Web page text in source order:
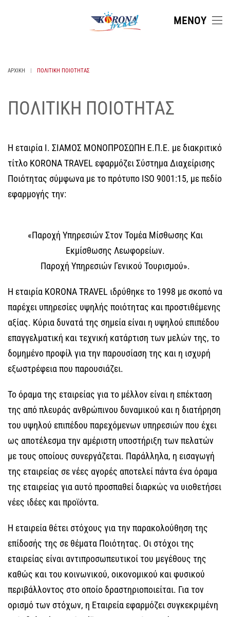
Skip to main content
ΜΕΝΟΎ
ΑΡΧΙΚΉ ΠΟΛΙΤΙΚΉ ΠΟΙΌΤΗΤΑΣ
ΠΟΛΙΤΙΚΗ ΠΟΙΟΤΗΤΑΣ
Η εταιρία Ι. ΣΙΑΜΟΣ ΜΟΝΟΠΡΟΣΩΠΗ Ε.Π.Ε. με διακριτικό
τίτλο KORONA TRAVEL εφαρμόζει Σύστημα Διαχείρισης
Ποιότητας σύμφωνα με το πρότυπο ISO 9001:15, με πεδίο
εφαρμογής την:
«Παροχή Υπηρεσιών Στον Τομέα Μίσθωσης Και
Εκμίσθωσης Λεωφορείων.
Παροχή Υπηρεσιών Γενικού Τουρισμού».
Η εταιρία KORONA TRAVEL ιδρύθηκε το 1998 με σκοπό να
παρέχει υπηρεσίες υψηλής ποιότητας και προστιθέμενης
αξίας. Κύρια δυνατά της σημεία είναι η υψηλού επιπέδου
επαγγελματική και τεχνική κατάρτιση των μελών της, το
δομημένο προφίλ για την παρουσίαση της και η ισχυρή
εξωστρέφεια που παρουσιάζει.
Το όραμα της εταιρείας για το μέλλον είναι η επέκταση
της από πλευράς ανθρώπινου δυναμικού και η διατήρηση
του υψηλού επιπέδου παρεχόμενων υπηρεσιών που έχει
ως αποτέλεσμα την αμέριστη υποστήριξη των πελατών
με τους οποίους συνεργάζεται. Παράλληλα, η εισαγωγή
της εταιρείας σε νέες αγορές αποτελεί πάντα ένα όραμα
της εταιρείας για αυτό προσπαθεί διαρκώς να υιοθετήσει
νέες ιδέες και προϊόντα.
Η εταιρεία θέτει στόχους για την παρακολούθηση της
επίδοσής της σε θέματα Ποιότητας. Οι στόχοι της
εταιρείας είναι αντιπροσωπευτικοί του μεγέθους της
καθώς και του κοινωνικού, οικονομικού και φυσικού
περιβάλλοντος στο οποίο δραστηριοποιείται. Για τον
ορισμό των στόχων, η Εταιρεία εφαρμόζει συγκεκριμένη